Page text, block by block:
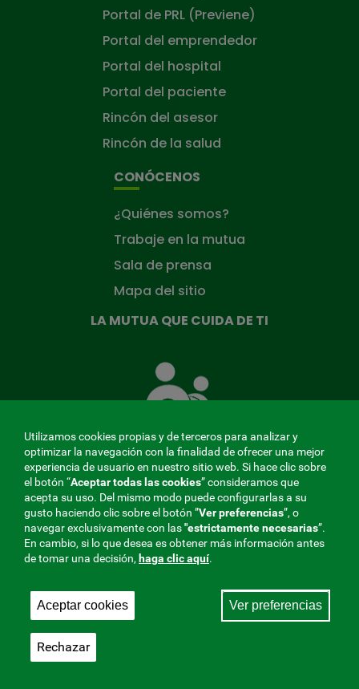
Portal de PRL (Previene)
Portal del emprendedor
Portal del hospital
Portal del paciente
Rincón del asesor
Rincón de la salud
CONÓCENOS
¿Quiénes somos?
Trabaje en la mutua
Sala de prensa
Mapa del sitio
LA MUTUA QUE CUIDA DE TI
Mutua
que
ti
MENÚ
REDES
SOCIALES
V20
Aviso legal|Privacidad
Mutua Colaboradora con la Seguridad Social, 275.
Utilizamos cookies propias y de terceros para analizar y
optimizar la navegación con la finalidad de ofrecer una mejor
experiencia de usuario en nuestro sitio web. Si hace clic sobre
el botón “Aceptar todas las cookies” consideramos que
acepta su uso. Del mismo modo puede configurarlas a su
gusto haciendo clic sobre el botón ”Ver preferencias”, o
navegar exclusivamente con las"estrictamentenecesarias”.
En cambio, si lo que desea es obtener más información antes
de tomar una decisión, haga clic aquí.
Aceptar cookies Ver preferencias
Rechazar